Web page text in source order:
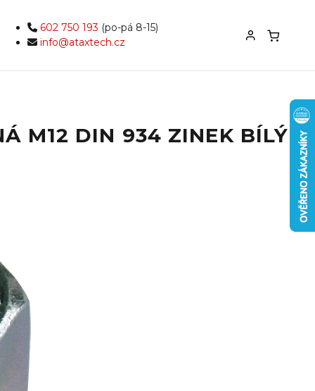
602 750 193 (po-pá 8-15)
info@ataxtech.cz
M12 DIN 934 ZINEK BÍLÝ